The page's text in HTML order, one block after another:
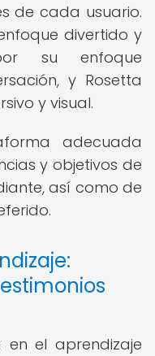
de cada usuario.
divertido y
su enfoque
y Rosetta
y visual.
adecuada
y objetivos de
así como de
en el aprendizaje